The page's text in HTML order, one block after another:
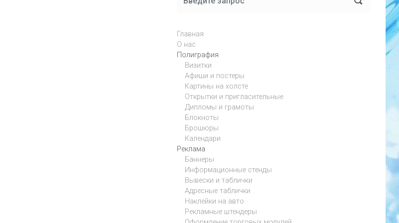
Главная
О нас
Полиграфия
Визитки
Афиши и постеры
Картины на холсте
Открытки и пригласительные
Дипломы и грамоты
Блокноты
Брошюры
Календари
Реклама
Баннеры
Информационные стенды
Вывески и таблички
Адресные таблички
Наклейки на авто
Рекламные штендеры